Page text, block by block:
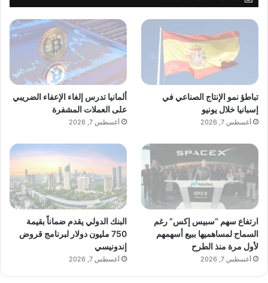
النيكوتين السوق ضمن القواعد العامة لحماية
المستهلك، مع الالتزام بالتحذيرات الصحية
المطلوبة، ولكن من دون فرض ضرائب انتقائية
أو قيود على النكهات، ما أتاح للطلب أن يتشكّل
بصورة طبيعية وبوتيرة مستقلة عن التدخلات
التنظيمية المباشرة.
وقد أفضى هذا الواقع إلى معدلات اعتماد
مرتفعة قياساً بعدد السكان. وتشير مصادر في
القطاع إلى أن استهلاك أكياس النيكوتين في
تباطؤ نمو الإنتاج الصناعي في
إسبانيا خلال يونيو
أغسطس 7, 2026
ألمانيا تدرس إلغاء الإعفاء الضريبي
على العملات المشفرة
أغسطس 7, 2026
ارتفاع سهم “سبيس إكس” رغم
السماح لمساهميها ببيع أسهمهم
لأول مرة منذ الطرح
أغسطس 7, 2026
البنك الدولي يقدم ضماناً بقيمة
750 مليون دولار لبرنامج قروض
إندونيسي
أغسطس 7, 2026